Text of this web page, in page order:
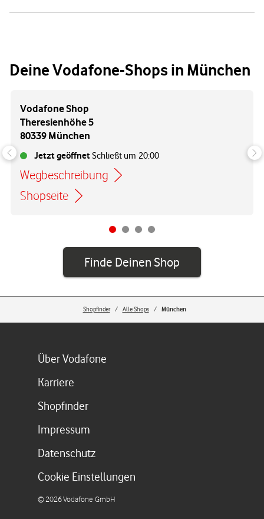
Deine Vodafone-Shops in München
Vodafone Shop
Theresienhöhe 5
80339 München
Jetzt geöffnetSchließt um 20:00
Wegbeschreibung
Link öffnet in einem neuen Tab
Shopseite
Finde Deinen Shop
Shopfinder Alle Shops München
Über Vodafone
Karriere
ShopfinderLink öffnet in einem neuen Tab
Impressum
Datenschutz
Cookie Einstellungen
©2026Vodafone GmbH